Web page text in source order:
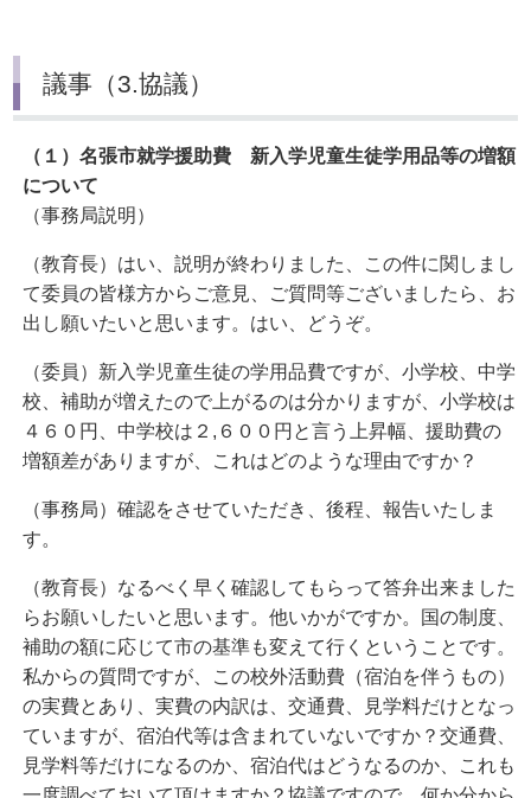
議事（3.協議）
（１）名張市就学援助費 新入学児童生徒学用品等の増額
について
（事務局説明）
（教育長）はい、説明が終わりました、この件に関しまし
て委員の皆様方からご意見、ご質問等ございましたら、お
出し願いたいと思います。はい、どうぞ。
（委員）新入学児童生徒の学用品費ですが、小学校、中学
校、補助が増えたので上がるのは分かりますが、小学校は
４６０円、中学校は２,６００円と言う上昇幅、援助費の
増額差がありますが、これはどのような理由ですか？
（事務局）確認をさせていただき、後程、報告いたしま
す。
（教育長）なるべく早く確認してもらって答弁出来ました
らお願いしたいと思います。他いかがですか。国の制度、
補助の額に応じて市の基準も変えて行くということです。
私からの質問ですが、この校外活動費（宿泊を伴うもの）
の実費とあり、実費の内訳は、交通費、見学料だけとなっ
ていますが、宿泊代等は含まれていないですか？交通費、
見学料等だけになるのか、宿泊代はどうなるのか、これも